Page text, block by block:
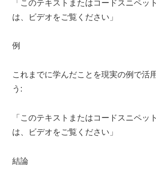
「このテキストまたはコードスニペッ
は、ビデオをご覧ください」
例
これまでに学んだことを現実の例で活
う:
「このテキストまたはコードスニペッ
は、ビデオをご覧ください」
結論